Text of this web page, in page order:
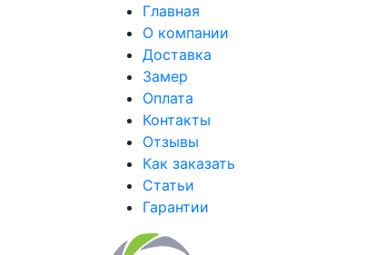
Главная
О компании
Доставка
Замер
Оплата
Контакты
Отзывы
Как заказать
Статьи
Гарантии